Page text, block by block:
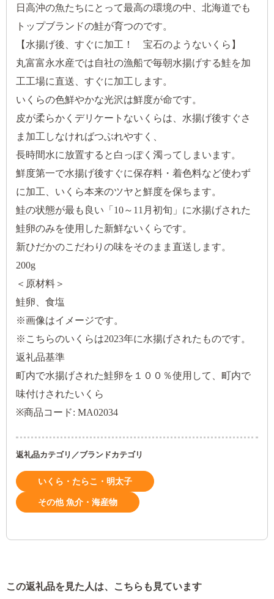
日高沖の魚たちにとって最高の環境の中、北海道でも
トップブランドの鮭が育つのです。
【水揚げ後、すぐに加工！ 宝石のようないくら】
丸富富永水産では自社の漁船で毎朝水揚げする鮭を加
工工場に直送、すぐに加工します。
いくらの色鮮やかな光沢は鮮度が命です。
皮が柔らかくデリケートないくらは、水揚げ後すぐさ
ま加工しなければつぶれやすく、
長時間水に放置すると白っぽく濁ってしまいます。
鮮度第一で水揚げ後すぐに保存料・着色料など使わず
に加工、いくら本来のツヤと鮮度を保ちます。
鮭の状態が最も良い「10～11月初旬」に水揚げされた
鮭卵のみを使用した新鮮ないくらです。
新ひだかのこだわりの味をそのまま直送します。
200g
＜原材料＞
鮭卵、食塩
※画像はイメージです。
※こちらのいくらは2023年に水揚げされたものです。
返礼品基準
町内で水揚げされた鮭卵を１００％使用して、町内で
味付けされたいくら
※商品コード: MA02034
返礼品カテゴリ／ブランドカテゴリ
いくら・たらこ・明太子
その他 魚介・海産物
この返礼品を見た人は、こちらも見ています